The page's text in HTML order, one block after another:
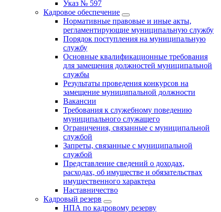
Указ № 597
Кадровое обеспечение
Нормативные правовые и иные акты,
регламентирующие муниципальную службу
Порядок поступления на муниципальную
службу
Основные квалификационные требования
для замещения должностей муниципальной
службы
Результаты проведения конкурсов на
замещение муниципальной должности
Вакансии
Требования к служебному поведению
муниципального служащего
Ограничения, связанные с муниципальной
службой
Запреты, связанные с муниципальной
службой
Представление сведений о доходах,
расходах, об имуществе и обязательствах
имущественного характера
Наставничество
Кадровый резерв
НПА по кадровому резерву